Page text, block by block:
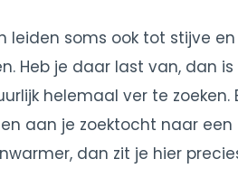
leiden soms ook tot stijve en
Heb je daar last van, dan
helemaal ver te zoeken.
aan je zoektocht naar een
dan zit je hier